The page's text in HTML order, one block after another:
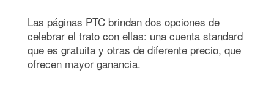
Las páginas PTC brindan dos opciones de
celebrar el trato con ellas: una cuenta standard
que es gratuita y otras de diferente precio, que
ofrecen mayor ganancia.